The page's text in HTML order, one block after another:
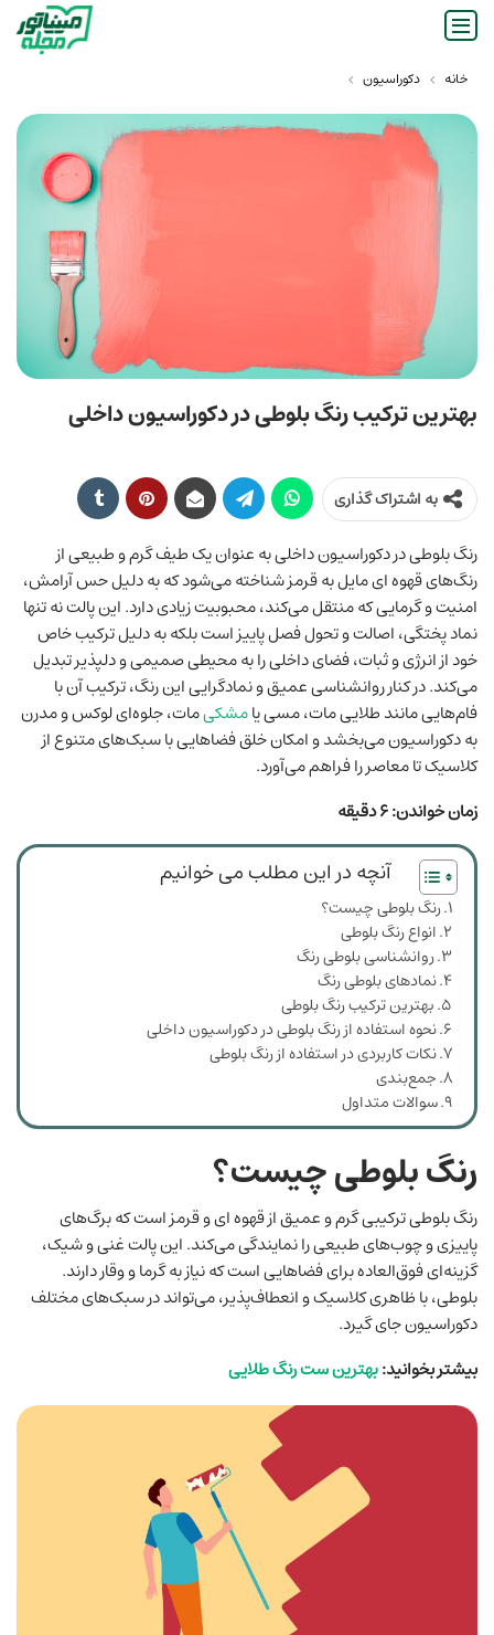
خانه دکوراسیون
بهترین ترکیب رنگ بلوطی در دکوراسیون داخلی
به اشتراک گذاری
رنگ بلوطی در دکوراسیون داخلی به‌ عنوان یک طیف گرم و طبیعی از
رنگ‌های قهوه ‌ای مایل به قرمز شناخته می‌شود که به دلیل حس آرامش،
امنیت و گرمایی که منتقل می‌کند، محبوبیت زیادی دارد. این پالت نه ‌تنها
نماد پختگی، اصالت و تحول فصل پاییز است بلکه به دلیل ترکیب خاص
خود از انرژی و ثبات، فضای داخلی را به محیطی صمیمی و دلپذیر تبدیل
می‌کند. در کنار روانشناسی عمیق و نمادگرایی این رنگ، ترکیب آن با
فام‌هایی مانند طلایی مات، مسی یامشکیمات، جلوه‌ای لوکس و مدرن
به دکوراسیون می‌بخشد و امکان خلق فضاهایی با سبک‌های متنوع از
کلاسیک تا معاصر را فراهم می‌آورد.
زمان خواندن: ۶ دقیقه
آنچه در این مطلب می خوانیم
رنگ بلوطی چیست؟
انواع رنگ بلوطی
روانشناسی بلوطی رنگ
نمادهای بلوطی رنگ
بهترین ترکیب‌ رنگ بلوطی
نحوه استفاده از رنگ بلوطی در دکوراسیون داخلی
نکات کاربردی در استفاده از رنگ بلوطی
جمع‌بندی
سوالات متداول
رنگ بلوطی چیست؟
رنگ بلوطی ترکیبی گرم و عمیق از قهوه ‌ای و قرمز است که برگ‌های
پاییزی و چوب‌های طبیعی را نمایندگی می‌کند. این پالت غنی و شیک،
گزینه‌ای فوق‌العاده برای فضاهایی است که نیاز به گرما و وقار دارند.
بلوطی، با ظاهری کلاسیک و انعطاف‌پذیر، می‌تواند در سبک‌های مختلف
دکوراسیون جای گیرد.
بیشتر بخوانید:بهترین ست رنگ طلایی